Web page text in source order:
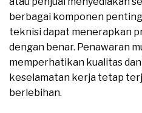
berbagai komponen
teknisi dapat menerapkan
dengan benar. Penawaran
memperhatikan kualitas
keselamatan kerja tetap
berlebihan.